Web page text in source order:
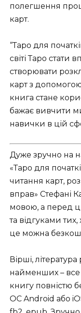
полегшення
карт.
“Таро для
світі Таро стати
створювати
карт з допомогою
книга стане
бажає вивчити
навички в цій
Дуже зручно на
«Таро для
читання карт,
вправ» Стефані
мовою, а перед
та відгуками
це можна
Вірші,
найменших – все
книгу повністю
ОС Android або